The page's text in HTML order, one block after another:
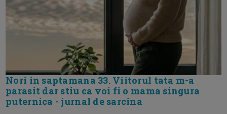
Nori in saptamana 33. Viitorul tata m-a
parasit dar stiu ca voi fi o mama singura
puternica - jurnal de sarcina